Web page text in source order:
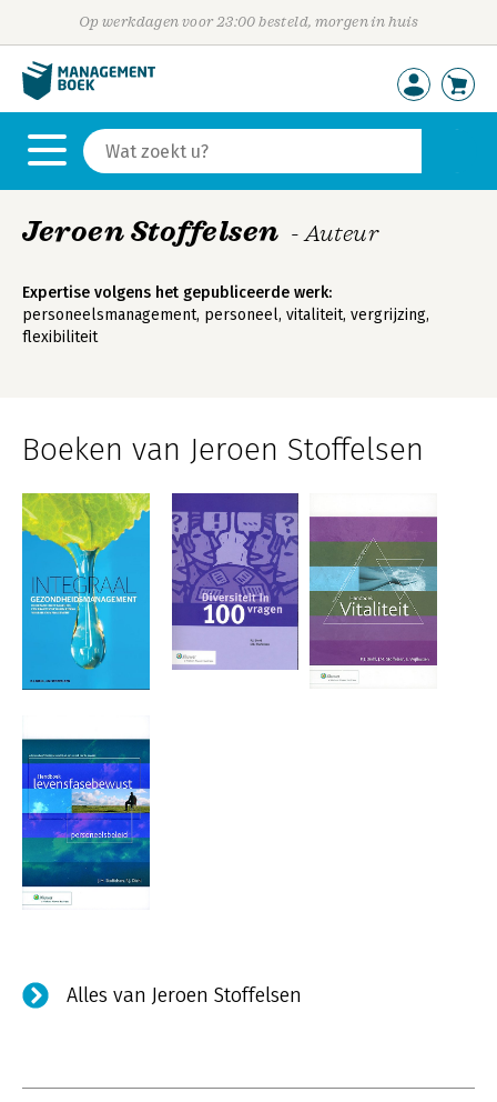
Op werkdagen voor 23:00 besteld, morgen in huis
Jeroen Stoffelsen - Auteur
Expertise volgens het gepubliceerde werk:
personeelsmanagement, personeel, vitaliteit, vergrijzing,
flexibiliteit
Boeken van Jeroen Stoffelsen
Alles van Jeroen Stoffelsen